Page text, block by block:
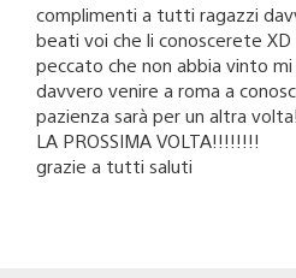
complimenti a tutti ragazzi
beati voi che li conoscerete XD
peccato che non abbia vinto
davvero venire a roma a
pazienza sarà per un altra
LA PROSSIMA VOLTA!!!!!!!!
grazie a tutti saluti